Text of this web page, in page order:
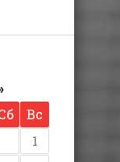
Вс
1